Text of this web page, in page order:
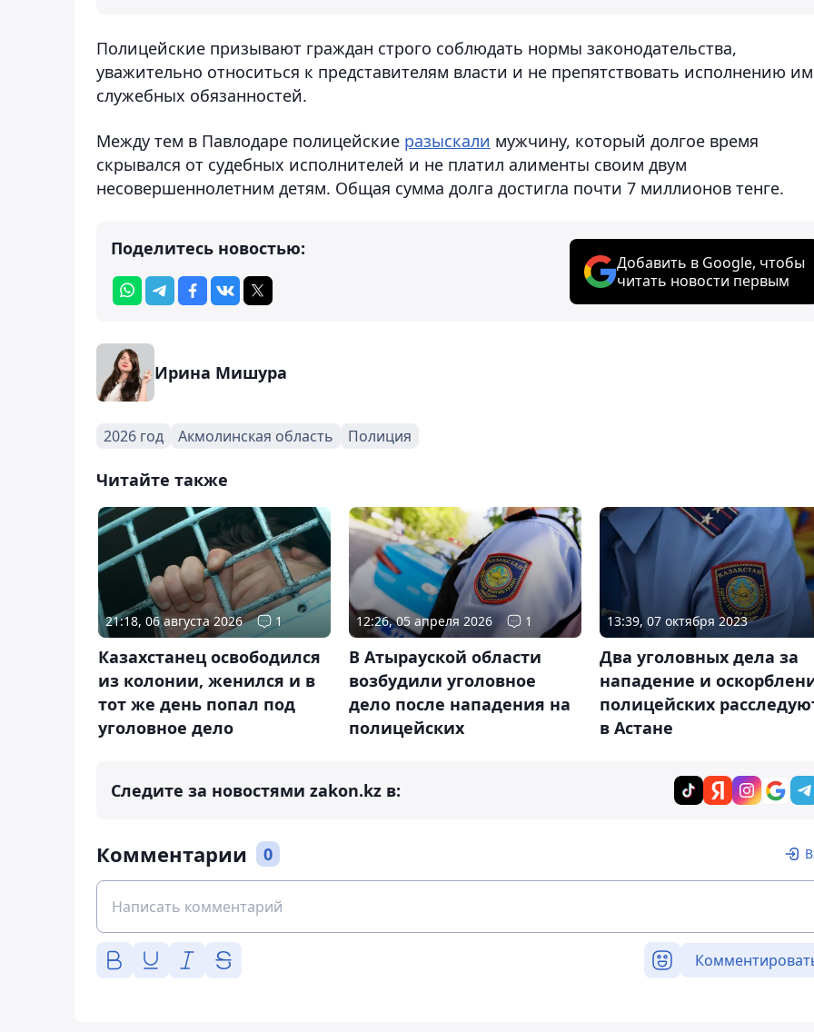
Полицейские призывают граждан строго соблюдать нормы законодательства,
уважительно относиться к представителям власти и не препятствовать исполнению
служебных обязанностей.
Между тем в Павлодаре полицейские разыскали мужчину, который долгое время
скрывался от судебных исполнителей и не платил алименты своим двум
несовершеннолетним детям. Общая сумма долга достигла почти 7 миллионов тенге.
Поделитесь новостью:
Добавить в Google, чтобы
читать новости первым
Ирина Мишура
2026 год Акмолинская область Полиция
Читайте также
21:18, 06 августа 2026 1
Казахстанец освободился
из колонии, женился и в
тот же день попал под
уголовное дело
12:26, 05 апреля 2026 1
В Атырауской области
возбудили уголовное
дело после нападения на
полицейских
13:39, 07 октября 2023
Два уголовных дела за
нападение и
полицейских
в Астане
Следите за новостями zakon.kz в:
Комментарии 0